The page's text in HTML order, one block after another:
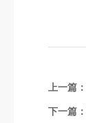
上一篇：
下一篇：